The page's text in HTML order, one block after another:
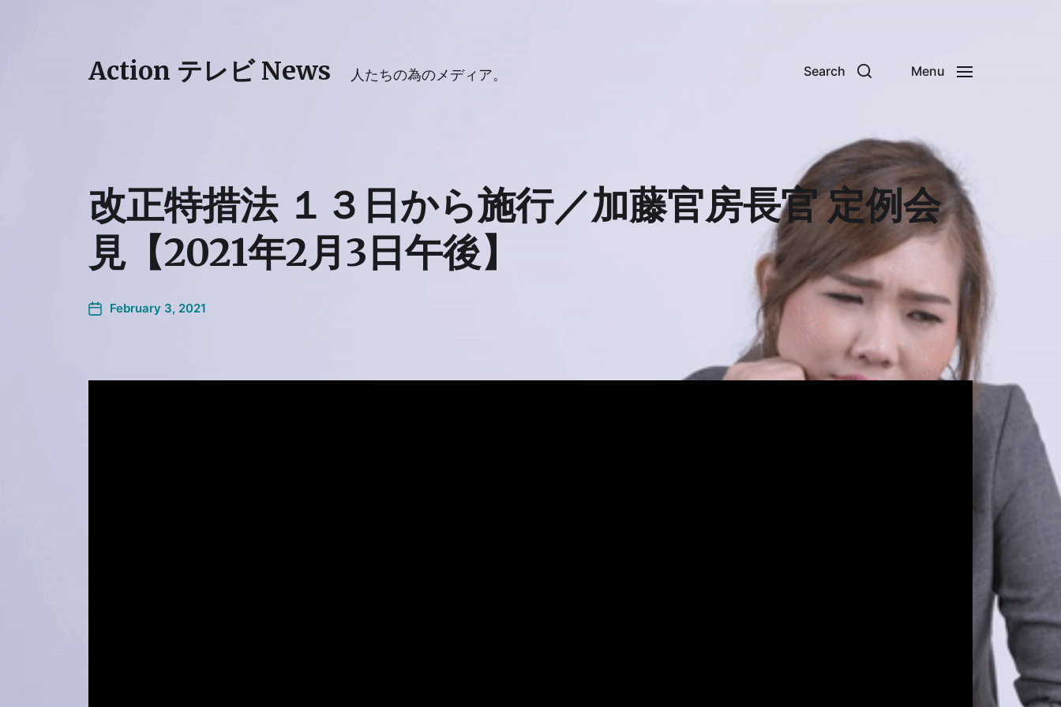
Action テレビ News 人たちの為のメディア。 Search Menu
改正特措法 １３日から施行／加藤官房長官 定例会
見【2021年2月3日午後】
February 3, 2021